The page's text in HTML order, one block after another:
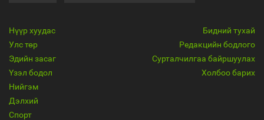
Нүүр хуудас
Улс төр
Эдийн засаг
Үзэл бодол
Нийгэм
Дэлхий
Спорт
Бидний тухай
Редакцийн бодлого
Сурталчилгаа байршуулах
Холбоо барих